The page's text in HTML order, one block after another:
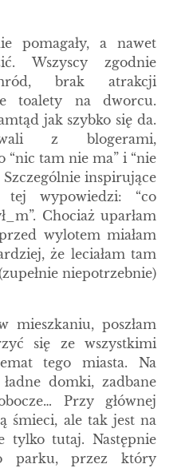
pomagały, a nawet
Wszyscy zgodnie
brak atrakcji
toalety na dworcu.
jak szybko się da.
z blogerami,
“nic tam nie ma” i “nie
Szczególnie inspirujące
tej wypowiedzi: “co
Chociaż uparłam
wylotem miałam
że leciałam tam
niepotrzebnie)
mieszkaniu, poszłam
się ze wszystkimi
tego miasta. Na
domki, zadbane
Przy głównej
śmieci, ale tak jest na
tylko tutaj. Następnie
parku, przez który